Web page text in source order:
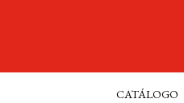
CATÁLOGO